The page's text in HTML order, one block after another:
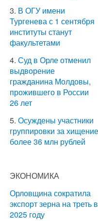
3. В ОГУ имени
Тургенева с 1 сентября
институты станут
факультетами
4. Суд в Орле отменил
выдворение
гражданина Молдовы,
прожившего в России
26 лет
5. Осуждены участники
группировки за хищение
более 36 млн рублей
ЭКОНОМИКА
Орловщина сократила
экспорт зерна на треть в
2025 году